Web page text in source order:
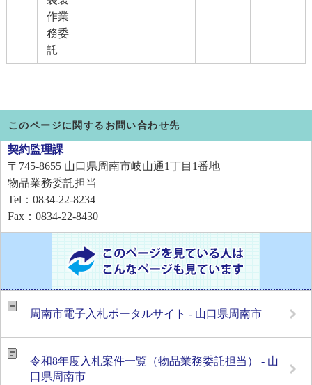
作業
務委
託
このページに関するお問い合わせ先
契約監理課
〒745-8655 山口県周南市岐山通1丁目1番地
物品業務委託担当
Tel：0834-22-8234
Fax：0834-22-8430
周南市電子入札ポータルサイト - 山口県周南市
令和8年度入札案件一覧（物品業務委託担当） - 山
口県周南市